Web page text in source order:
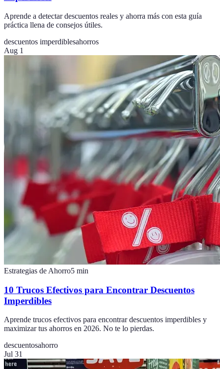
Aprende a detectar descuentos reales y ahorra más con esta guía
práctica llena de consejos útiles.
descuentos imperdiblesahorros
Aug 1
Estrategias de Ahorro5 min
10 Trucos Efectivos para Encontrar Descuentos
Imperdibles
Aprende trucos efectivos para encontrar descuentos imperdibles y
maximizar tus ahorros en 2026. No te lo pierdas.
descuentosahorro
Jul 31